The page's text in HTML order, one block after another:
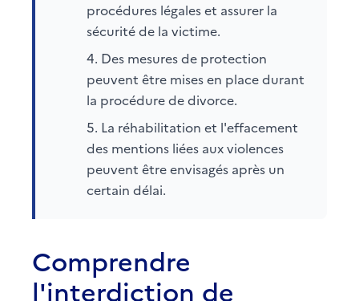
procédures légales et assurer la
sécurité de la victime.
Des mesures de protection
peuvent être mises en place durant
la procédure de divorce.
La réhabilitation et l'effacement
des mentions liées aux violences
peuvent être envisagés après un
certain délai.
Comprendre
l'interdiction de